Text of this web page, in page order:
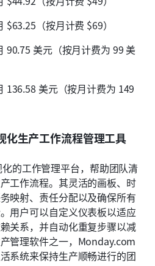
$63.25（按月计费 $69）
90.75 美元（按月计费为 99 美
136.58 美元（按月计费为 149
生产工作流程管理工具
的工作管理平台，帮助团队清
工作流程。其灵活的画板、时
映射、责任分配以及确保所有
用户可以自定义仪表板以适应
关系，并自动化重复步骤以减
管理软件之一，Monday.com
系统来保持生产顺畅进行的团